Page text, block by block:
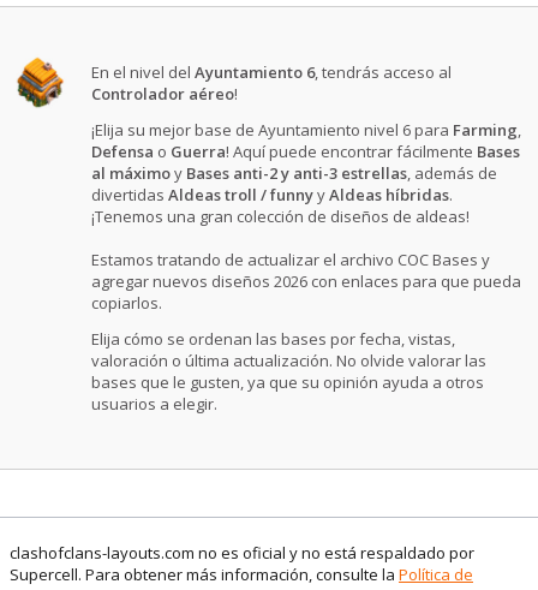
En el nivel delAyuntamiento 6, tendrás acceso al
Controlador aéreo!
¡Elija su mejor base de Ayuntamiento nivel 6 para Farming,
Defensa o Guerra! Aquí puede encontrar fácilmente Bases
al máximoy Bases anti-2 y anti-3 estrellas, además de
divertidasAldeas troll / funnyyAldeas híbridas.
¡Tenemos una gran colección de diseños de aldeas!
Estamos tratando de actualizar el archivo COC Bases y
agregar nuevos diseños 2026 con enlaces para que pueda
copiarlos.
Elija cómo se ordenan las bases por fecha, vistas,
valoración o última actualización. No olvide valorar las
bases que le gusten, ya que su opinión ayuda a otros
usuarios a elegir.
clashofclans-layouts.com no es oficial y no está respaldado por
Supercell. Para obtener más información, consulte la Política de